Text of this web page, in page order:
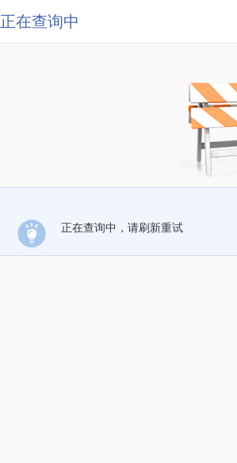
正在查询中
正在查询中，请刷新重试